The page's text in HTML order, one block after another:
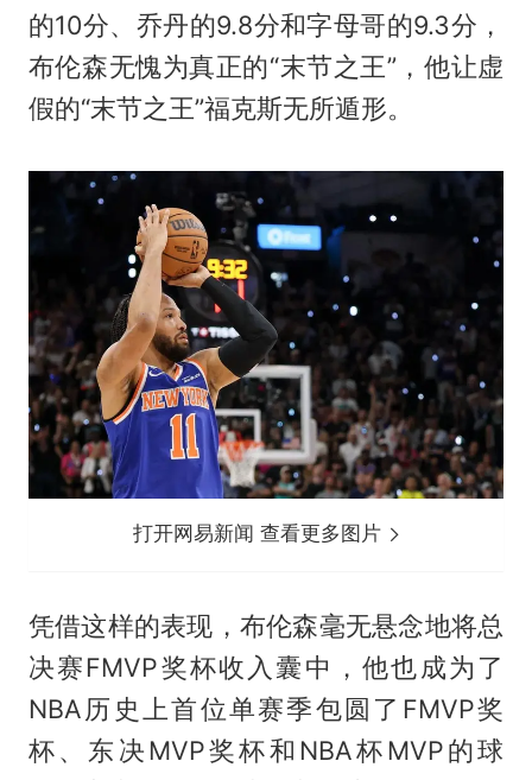
的10分、乔丹的9.8分和字母哥的9.3分，
布伦森无愧为真正的“末节之王”，他让虚
假的“末节之王”福克斯无所遁形。
打开网易新闻 查看更多图片
凭借这样的表现，布伦森毫无悬念地将总
决赛FMVP奖杯收入囊中，他也成为了
NBA历史上首位单赛季包圆了FMVP奖
杯、东决MVP奖杯和NBA杯MVP的球